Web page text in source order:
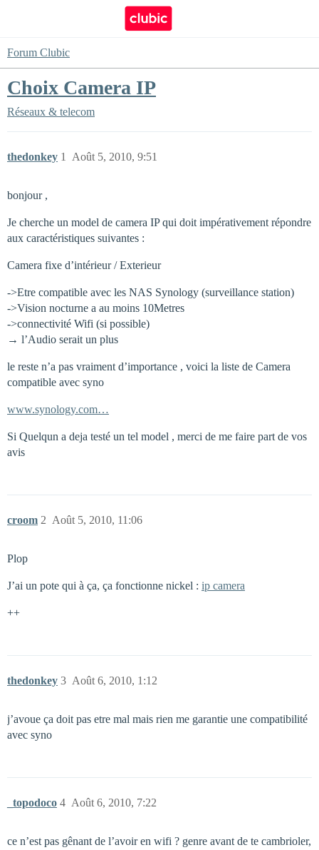
Forum Clubic
Choix Camera IP
Réseaux & telecom
thedonkey Août 5, 2010, 9:51
1
bonjour ,
Je cherche un model de camera IP qui doit impérativement répondre
aux caractéristiques suivantes :
Camera fixe d’intérieur / Exterieur
->Etre compatible avec les NAS Synology (surveillance station)
->Vision nocturne a au moins 10Metres
->connectivité Wifi (si possible)
→ l’Audio serait un plus
le reste n’a pas vraiment d’importance , voici la liste de Camera
compatible avec syno
www.synology.com…
Si Quelqun a deja testé un tel model , merci de me faire part de vos
avis
croom Août 5, 2010, 11:06
2
Plop
J’ai un pote qui à ça, ça fonctionne nickel : ip camera
++
thedonkey Août 6, 2010, 1:12
3
j’avoue ça doit pas etre mal mais rien me garantie une compatibilité
avec syno
_topodoco Août 6, 2010, 7:22
4
ce n’est pas gênant de l’avoir en wifi ? genre avant de te cambrioler,